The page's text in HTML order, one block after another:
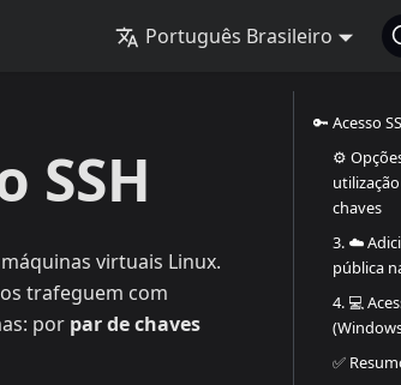
Português Brasileiro
SSH
virtuais Linux.
trafeguem com
por par de chaves
🔑 Acesso
⚙️
chaves
3. ☁️
pública
4. 💻
✅